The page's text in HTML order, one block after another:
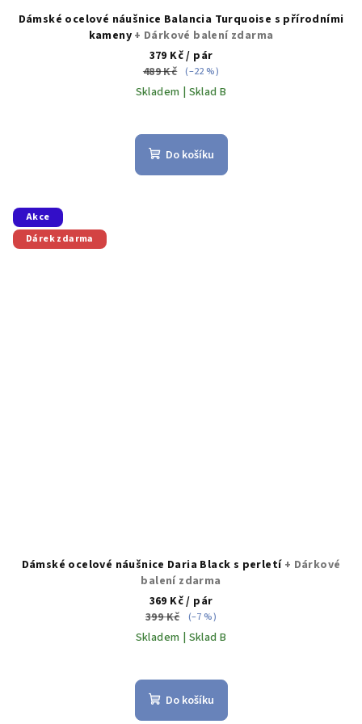
Dámské ocelové náušnice Balancia Turquoise s přírodními
kameny + Dárkové balení zdarma
379 Kč/ pár
489 Kč (–22 %)
Skladem | Sklad B
Do košíku
Akce
Dárek zdarma
Dámské ocelové náušnice Daria Black s perletí + Dárkové
balení zdarma
369 Kč/ pár
399 Kč
(–7 %)
Skladem | Sklad B
Do košíku